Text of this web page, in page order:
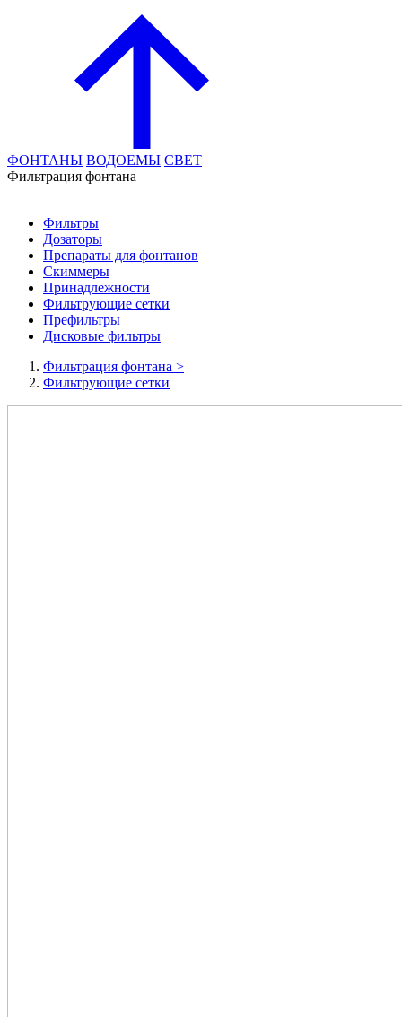
ФОНТАНЫ ВОДОЕМЫ СВЕТ
Фильтрация фонтана
Фильтры
Дозаторы
Препараты для фонтанов
Скиммеры
Принадлежности
Фильтрующие сетки
Префильтры
Дисковые фильтры
Фильтрация фонтана >
Фильтрующие сетки